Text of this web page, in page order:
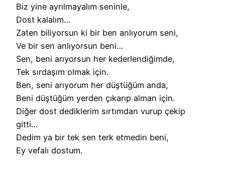
Biz yine ayrılmayalım seninle,
Dost kalalım…
Zaten biliyorsun ki bir ben anlıyorum seni,
Ve bir sen anlıyorsun beni…
Sen, beni arıyorsun her kederlendiğimde,
Tek sırdaşım olmak için.
Ben, seni arıyorum her düştüğüm anda,
Beni düştüğüm yerden çıkarıp alman için.
Diğer dost dediklerim sırtımdan vurup çekip
gitti…
Dedim ya bir tek sen terk etmedin beni,
Ey vefalı dostum.